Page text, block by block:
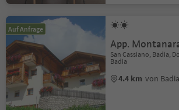
Auf Anfrage
App.
San Cassiano, Badia,
Badia
4.4 km von